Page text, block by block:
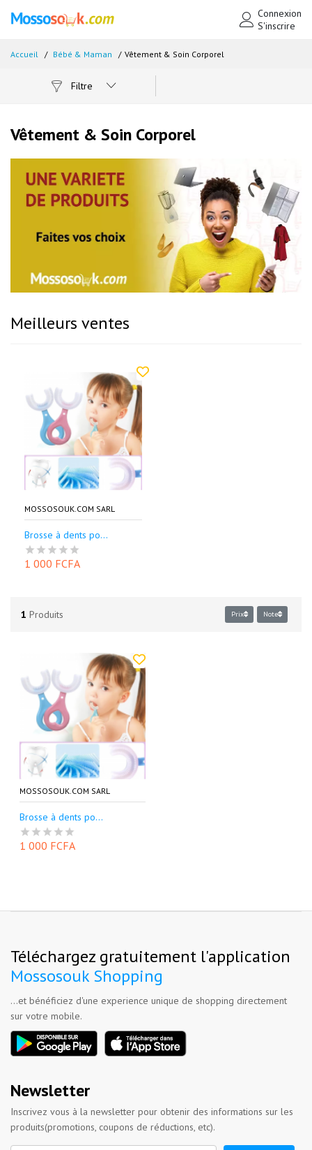
Connexion
S'inscrire
Accueil Bébé & Maman Vêtement & Soin Corporel
Filtre
Vêtement & Soin Corporel
Meilleurs ventes
MOSSOSOUK.COM SARL
Brosse à dents po...
1 000 FCFA
1 Produits Prix Note
MOSSOSOUK.COM SARL
Brosse à dents po...
1 000 FCFA
Téléchargez gratuitement l'application
Mossosouk Shopping
...et bénéficiez d'une experience unique de shopping directement
sur votre mobile.
Newsletter
Inscrivez vous à la newsletter pour obtenir des informations sur les
produits(promotions, coupons de réductions, etc).